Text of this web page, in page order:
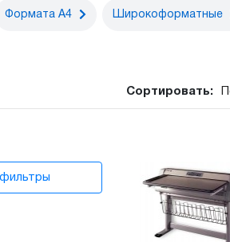
Формата А4 Широкоформатные
Сортировать: